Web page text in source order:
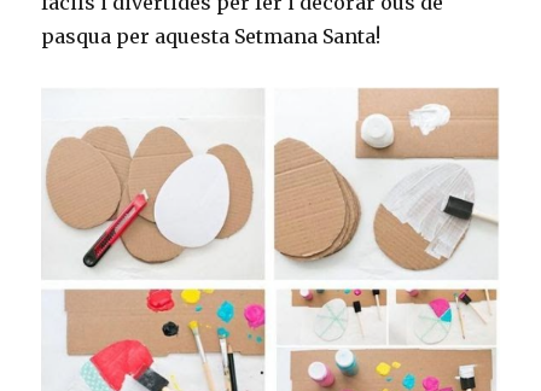
pasqua per aquesta Setmana Santa!